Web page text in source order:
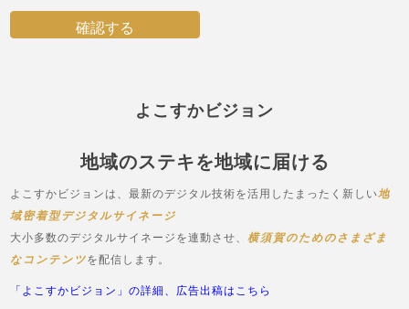
●試食に関して
なお、飲食物を扱うため、エプロン、三角巾、マスクをご持参くだ
当日は主催、および本イベントに関する関係者、メディアによる
ライブ配信はどなたでもご覧いただける予定です。
撮影、ライブ配信した内容や、成果物に関しては、主催、および
●備考、注意
・会場が手狭なため、保護者の見学はご遠慮ください。
・事前の体調管理に努めてください。発熱等の体調不良の場合は
・本イベントは、やむを得ない理由で変更や中止になる場合があり
確認する
よこすかビジョン
地域のステキを地域に届ける
よこすかビジョンは、最新のデジタル技術を活用したまったく新しい地
域密着型デジタルサイネージ
大小多数のデジタルサイネージを連動させ、横須賀のためのさまざま
なコンテンツを配信します。
「よこすかビジョン」の詳細、広告出稿はこちら